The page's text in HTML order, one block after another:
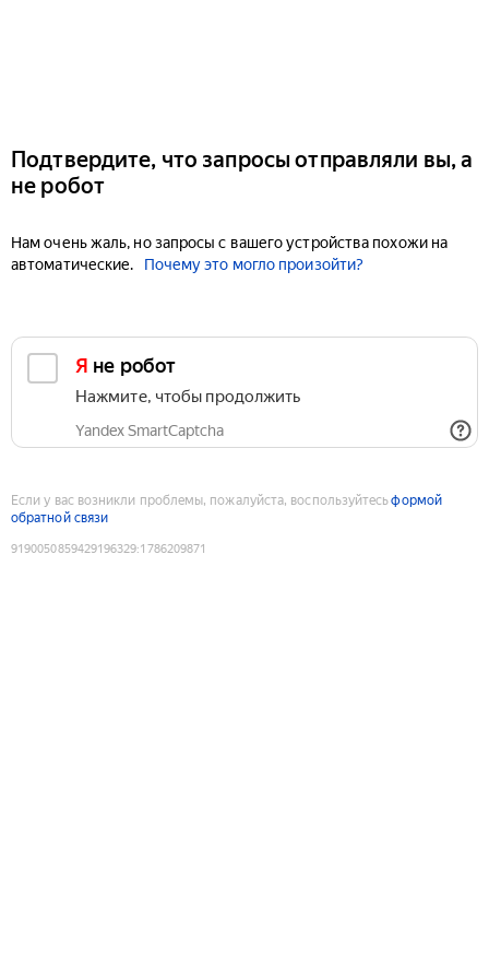
Подтвердите, что запросы отправляли вы, а
не робот
Нам очень жаль, но запросы с вашего устройства похожи на
автоматические.
Почему это могло произойти?
Я не робот
Нажмите, чтобы продолжить
Yandex SmartCaptcha
Если у вас возникли проблемы, пожалуйста, воспользуйтесьформой
обратной связи
9190050859429196329:1786209871